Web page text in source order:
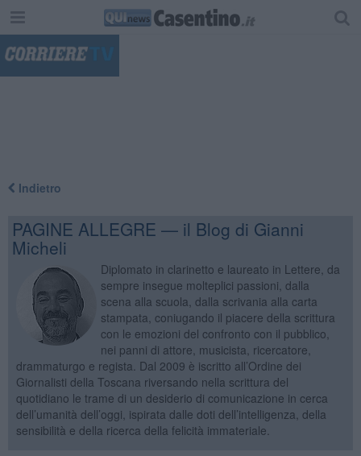
Indietro
PAGINE ALLEGRE — il Blog di Gianni
Micheli
Diplomato in clarinetto e laureato in Lettere, da
sempre insegue molteplici passioni, dalla
scena alla scuola, dalla scrivania alla carta
stampata, coniugando il piacere della scrittura
con le emozioni del confronto con il pubblico,
nei panni di attore, musicista, ricercatore,
drammaturgo e regista. Dal 2009 è iscritto all’Ordine dei
Giornalisti della Toscana riversando nella scrittura del
quotidiano le trame di un desiderio di comunicazione in cerca
dell’umanità dell’oggi, ispirata dalle doti dell’intelligenza, della
sensibilità e della ricerca della felicità immateriale.